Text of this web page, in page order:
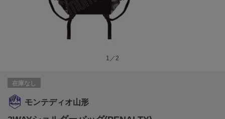
1／2
在庫なし
モンテディオ山形